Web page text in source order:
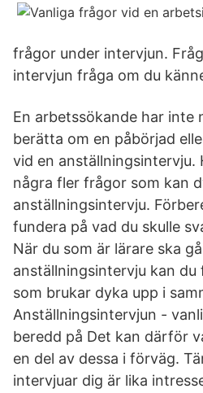
frågor under intervjun.
intervjun fråga om du
En arbetssökande har inte
berätta om en påbörjad
vid en anställningsintervju.
några fler frågor som kan
anställningsintervju.
fundera på vad du skulle
När du som är lärare ska
anställningsintervju kan
som brukar dyka upp i
Anställningsintervjun -
beredd på Det kan därför
en del av dessa i förväg.
intervjuar dig är lika